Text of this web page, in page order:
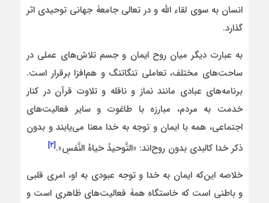
انسان به سوی لقاء الله و در تعالی جامعۀ جهانی توحیدی اثر
گذارد.
به عبارت دیگر میان روح ایمان و جسم تلاش‌های عملی در
ساحت‌های مختلف، تعاملی تنگاتنگ و هم‌افزا برقرار است.
برنامه‌های عبادی مانند نماز و نافله و تلاوت قرآن در کنار
خدمت به مردم، مبارزه با طاغوت و سایر فعالیت‌های
اجتماعی، همه با ایمان و توجه به خدا معنا می‌یابند و بدون
ذکر خدا کالبدی بدون روح‌اند: «التَّوحیدُ حَیاهُ النَّفسِ».[۲]
خلاصه این‌که ایمان به خدا و توجه عبودی به او، امری قلبی
و باطنی است که خاستگاه همۀ فعالیت‌های ظاهری است و